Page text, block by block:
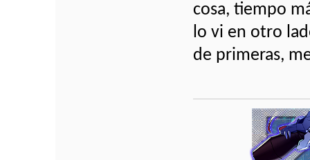
cosa, tiempo
lo vi en otro
de primeras,